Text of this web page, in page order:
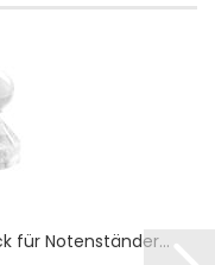
für Notenständer...